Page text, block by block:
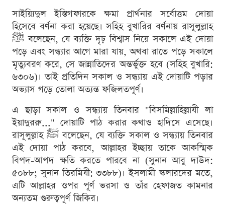
সাইয়্যিদুল ইস্তিগফারকে ক্ষমা প্রার্থনার সর্বোত্তম দোয়া
হিসেবে বর্ণনা করা হয়েছে। সহিহ বুখারির বর্ণনায় রাসূলুল্লাহ
ﷺ বলেছেন, যে ব্যক্তি দৃঢ় বিশ্বাস নিয়ে সকালে এই দোয়া
পড়ে এবং সন্ধ্যার আগে মারা যায়, অথবা রাতে পড়ে সকালে
মৃত্যুবরণ করে, সে জান্নাতিদের অন্তর্ভুক্ত হবে (সহিহ বুখারি:
৬৩০৬)। তাই প্রতিদিন সকাল ও সন্ধ্যায় এই দোয়াটি পড়ার
অভ্যাস গড়ে তোলা অত্যন্ত ফজিলতপূর্ণ।
এ ছাড়া সকাল ও সন্ধ্যায় তিনবার "বিসমিল্লাহিল্লাযী লা
ইয়াদুররু..." দোয়াটি পাঠ করার কথাও হাদিসে এসেছে।
রাসূলুল্লাহ ﷺ বলেছেন, যে ব্যক্তি সকাল ও সন্ধ্যায় তিনবার
এই দোয়া পাঠ করবে, আল্লাহর ইচ্ছায় তাকে আকস্মিক
বিপদ-আপদ ক্ষতি করতে পারবে না (সুনান আবু দাউদ:
৫০৮৮; সুনান তিরমিযী: ৩৩৮৮)। ইসলামী স্কলারদের মতে,
এটি আল্লাহর ওপর পূর্ণ ভরসা ও তাঁর হেফাজত কামনার
অন্যতম গুরুত্বপূর্ণ জিকির।